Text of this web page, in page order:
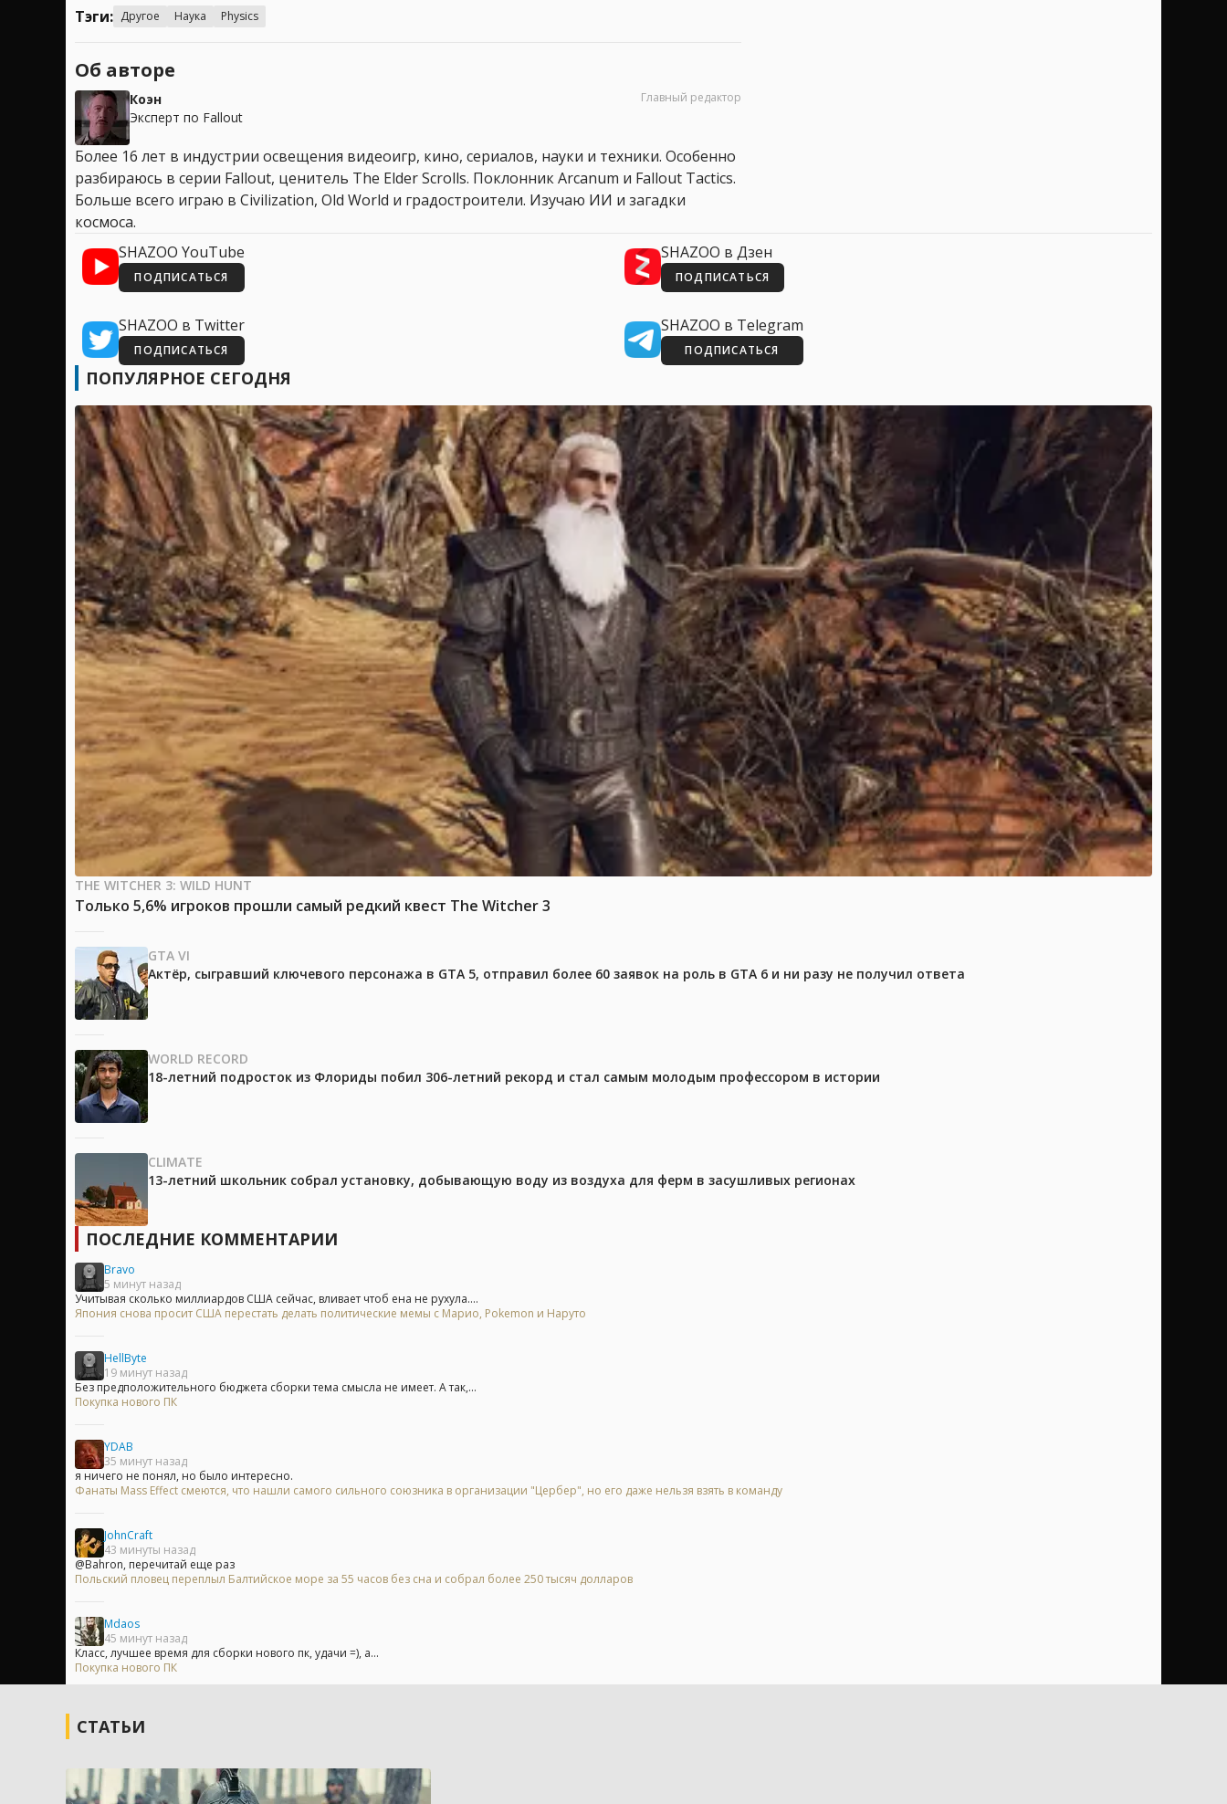
Тэги: Другое Наука Physics
Об авторе
Коэн
Эксперт по Fallout
Главный редактор
Более 16 лет в индустрии освещения видеоигр, кино, сериалов, науки и техники. Особенно
разбираюсь в серии Fallout, ценитель The Elder Scrolls. Поклонник Arcanum и Fallout Tactics.
Больше всего играю в Civilization, Old World и градостроители. Изучаю ИИ и загадки
космоса.
SHAZOO YouTube
ПОДПИСАТЬСЯ
SHAZOO в Дзен
ПОДПИСАТЬСЯ
SHAZOO в Twitter
ПОДПИСАТЬСЯ
SHAZOO в Telegram
ПОДПИСАТЬСЯ
ПОПУЛЯРНОЕ СЕГОДНЯ
THE WITCHER 3: WILD HUNT
Только 5,6% игроков прошли самый редкий квест The Witcher 3
GTA VI
Актёр, сыгравший ключевого персонажа в GTA 5, отправил более 60 заявок на роль в GTA 6 и ни разу не получил ответа
WORLD RECORD
18-летний подросток из Флориды побил 306-летний рекорд и стал самым молодым профессором в истории
CLIMATE
13-летний школьник собрал установку, добывающую воду из воздуха для ферм в засушливых регионах
ПОСЛЕДНИЕ КОММЕНТАРИИ
Bravo
5 минут назад
Учитывая сколько миллиардов США сейчас, вливает чтоб ена не рухула....
Япония снова просит США перестать делать политические мемы с Марио, Pokemon и Наруто
HellByte
19 минут назад
Без предположительного бюджета сборки тема смысла не имеет. А так,...
Покупка нового ПК
YDAB
35 минут назад
я ничего не понял, но было интересно.
Фанаты Mass Effect смеются, что нашли самого сильного союзника в организации "Цербер", но его даже нельзя взять в команду
JohnCraft
43 минуты назад
@Bahron, перечитай еще раз
Польский пловец переплыл Балтийское море за 55 часов без сна и собрал более 250 тысяч долларов
Mdaos
45 минут назад
Класс, лучшее время для сборки нового пк, удачи =), а...
Покупка нового ПК
СТАТЬИ